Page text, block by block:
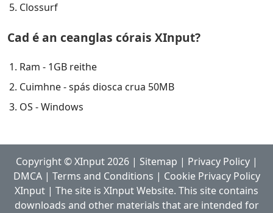
Clossurf
Cad é an ceanglas córais XInput?
Ram - 1GB reithe
Cuimhne - spás diosca crua 50MB
OS - Windows
Copyright ©XInput 2026| Sitemap | Privacy Policy|
DMCA| Terms and Conditions | Cookie Privacy Policy
XInput | The site is XInput Website. This site contains
downloads and other materials that are intended for